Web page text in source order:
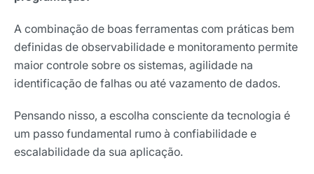
A combinação de boas ferramentas com práticas bem
definidas de observabilidade e monitoramento permite
maior controle sobre os sistemas, agilidade na
identificação de falhas ou até vazamento de dados.
Pensando nisso, a escolha consciente da tecnologia é
um passo fundamental rumo à confiabilidade e
escalabilidade da sua aplicação.